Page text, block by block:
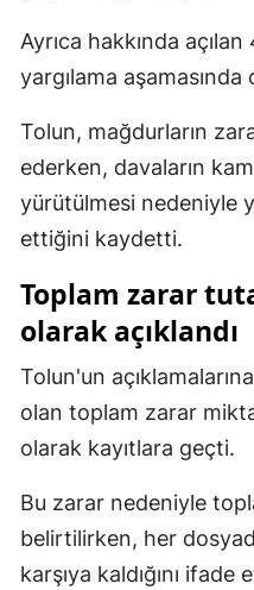
Ayrıca hakkında
yargılama
Tolun, mağdurların
ederken, davaların
yürütülmesi nedeniyle
ettiğini kaydetti.
Toplam zarar
olarak açıklandı
Tolun'un
olan toplam zarar
olarak kayıtlara geçti.
Bu zarar nedeniyle
belirtilirken, her
karşıya kaldığını ifade